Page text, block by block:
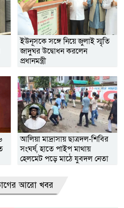
ইউনূসকে সঙ্গে নিয়ে জুলাই স্মৃতি
জাদুঘর উদ্বোধন করলেন
প্রধানমন্ত্রী
আলিয়া মাদ্রাসায় ছাত্রদল-শিবির
সংঘর্ষ, হাতে পাইপ মাথায়
হেলমেট পড়ে মাঠে যুবদল নেতা
আরো খবর